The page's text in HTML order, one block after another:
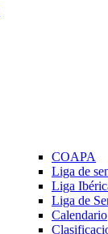
COAPA
Liga de
Liga
Liga de
Calendario